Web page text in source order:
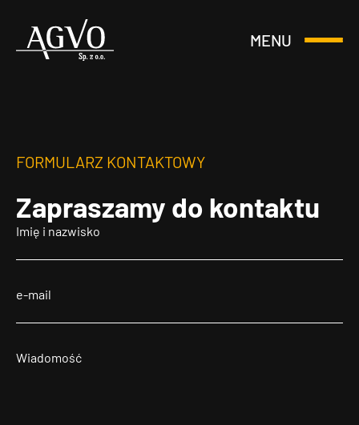
Header
MENU
Otwórz
FORMULARZ KONTAKTOWY
Zapraszamy do kontaktu